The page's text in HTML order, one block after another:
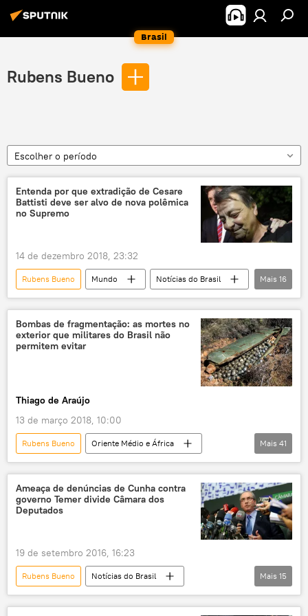
Brasil
Rubens Bueno
Escolher o período
Entenda por que extradição de Cesare
Battisti deve ser alvo de nova polêmica
no Supremo
14 de dezembro 2018, 23:32
Rubens Bueno Mundo
Notícias do Brasil
Europa
Notícias
Itália
Bolívia
Cesare Battisti
Luiz Inácio Lula da Silva
Michel Temer
Polícia Federal
Supremo Tribunal Federal (STF)
Ordem dos Advogados do Brasil
Faculdades Rio Branco
Grupo Parlamentar Brasil/Itália
Mais 16
Bombas de fragmentação: as mortes no
exterior que militares do Brasil não
permitem evitar
Thiago de Araújo
13 de março 2018, 10:00
Rubens Bueno
Oriente Médio e África
Mundo
Notícias do Brasil
Notícias
Arábia Saudita
Iêmen
Heráclito Fortes
Raul Jungmann
Carlos Frederico de Aguiar
Natália Pollachi
José de Sá Carvalho Júnior
Gerson Menandro Garcia de Freitas
ONU
Mais 41
Ameaça de denúncias de Cunha contra
governo Temer divide Câmara dos
Deputados
19 de setembro 2016, 16:23
Rubens Bueno
Notícias do Brasil
Notícias
Dilma Rousseff
Mais 15